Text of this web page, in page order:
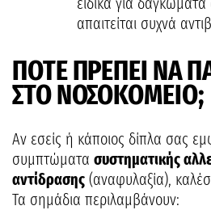
απαιτείται συχνά
ΠΟΤΕ ΠΡΕΠΕΙ ΝΑ
ΣΤΟ ΝΟΣΟΚΟΜΕΙΟ;
Αν εσείς ή κάποιος δίπλα σας
συμπτώματα συστηματικής
αντίδρασης (αναφυλαξία),
Τα σημάδια περιλαμβάνουν: